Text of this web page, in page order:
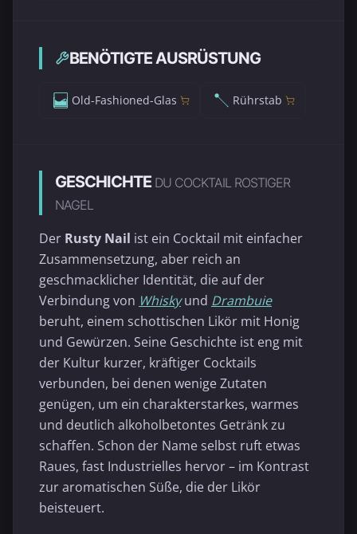
BENÖTIGTE AUSRÜSTUNG
Old-Fashioned-Glas Rührstab
GESCHICHTE DU COCKTAIL ROSTIGER
NAGEL
Der Rusty Nail ist ein Cocktail mit einfacher
Zusammensetzung, aber reich an
geschmacklicher Identität, die auf der
Verbindung von Whiskyund Drambuie
beruht, einem schottischen Likör mit Honig
und Gewürzen. Seine Geschichte ist eng mit
der Kultur kurzer, kräftiger Cocktails
verbunden, bei denen wenige Zutaten
genügen, um ein charakterstarkes, warmes
und deutlich alkoholbetontes Getränk zu
schaffen. Schon der Name selbst ruft etwas
Raues, fast Industrielles hervor – im Kontrast
zur aromatischen Süße, die der Likör
beisteuert.